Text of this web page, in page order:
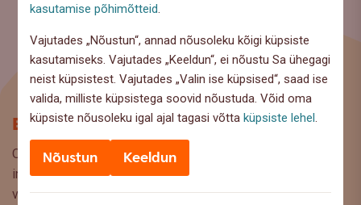
kasutamise põhimõtteid
Vajutades „Nõustun“, annad nõusoleku kõigi küpsiste
kasutamiseks. Vajutades „Keeldun“, ei nõustu Sa ühegagi
neist küpsistest. Vajutades „Valin ise küpsised“, saad ise
valida, milliste küpsistega soovid nõustuda. Võid oma
küpsiste nõusoleku igal ajal tagasi võttaküpsiste lehel
Nõustun Keeldun
Blogi
Oled Swedbanki blogi lehel, kus pakume lugejaile huvitavat
infot ja kasulikke nõuandeid, et saaksite teha kaalutud
valikuid oma rahaasjade korraldamisel. Ootame väga teie